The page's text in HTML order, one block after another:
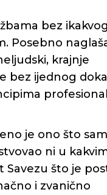
bez ikakvog
Posebno
krajnje
bez ijednog
je ono što
ni u
Savezu što je
i zvanično